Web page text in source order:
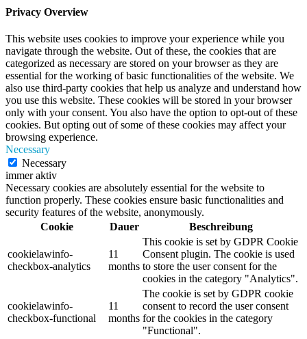
Privacy Overview
This website uses cookies to improve your experience while you
navigate through the website. Out of these, the cookies that are
categorized as necessary are stored on your browser as they are
essential for the working of basic functionalities of the website. We
also use third-party cookies that help us analyze and understand how
you use this website. These cookies will be stored in your browser
only with your consent. You also have the option to opt-out of these
cookies. But opting out of some of these cookies may affect your
browsing experience.
Necessary
Necessary
immer aktiv
Necessary cookies are absolutely essential for the website to
function properly. These cookies ensure basic functionalities and
security features of the website, anonymously.
Cookie
Dauer Beschreibung
cookielawinfo-
checkbox-analytics
11
months
This cookie is set by GDPR Cookie
Consent plugin. The cookie is used
to store the user consent for the
cookies in the category "Analytics".
cookielawinfo-
checkbox-functional
11
months
The cookie is set by GDPR cookie
consent to record the user consent
for the cookies in the category
"Functional".